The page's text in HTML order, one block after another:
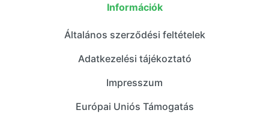
Információk
Általános szerződési feltételek
Adatkezelési tájékoztató
Impresszum
Európai Uniós Támogatás